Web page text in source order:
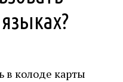
в колоде карты